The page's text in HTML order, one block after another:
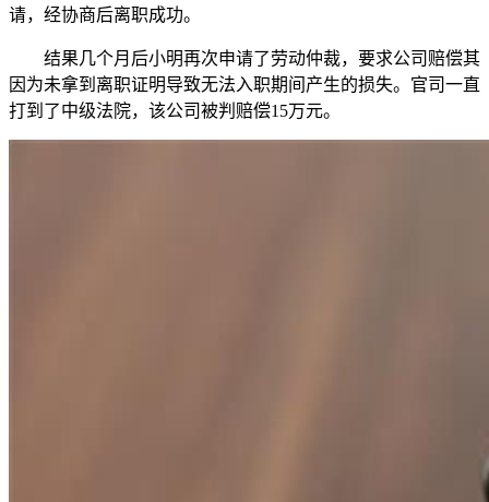
请，经协商后离职成功。
结果几个月后小明再次申请了劳动仲裁，要求公司赔偿其
因为未拿到离职证明导致无法入职期间产生的损失。官司一直
打到了中级法院，该公司被判赔偿15万元。